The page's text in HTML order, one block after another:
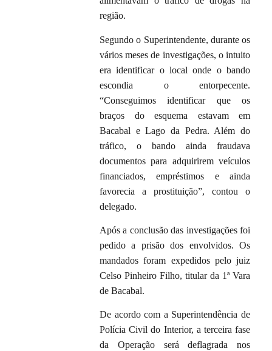
região.
Segundo o Superintendente, durante os
vários meses de investigações, o intuito
era identificar o local onde o bando
escondia o entorpecente.
“Conseguimos identificar que os
braços do esquema estavam em
Bacabal e Lago da Pedra. Além do
tráfico, o bando ainda fraudava
documentos para adquirirem veículos
financiados, empréstimos e ainda
favorecia a prostituição”, contou o
delegado.
Após a conclusão das investigações foi
pedido a prisão dos envolvidos. Os
mandados foram expedidos pelo juiz
Celso Pinheiro Filho, titular da 1ª Vara
de Bacabal.
De acordo com a Superintendência de
Polícia Civil do Interior, a terceira fase
da Operação será deflagrada nos